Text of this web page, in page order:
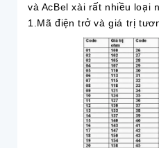
và AcBel xài rất nhiều loại
1.Mã điện trở và giá trị